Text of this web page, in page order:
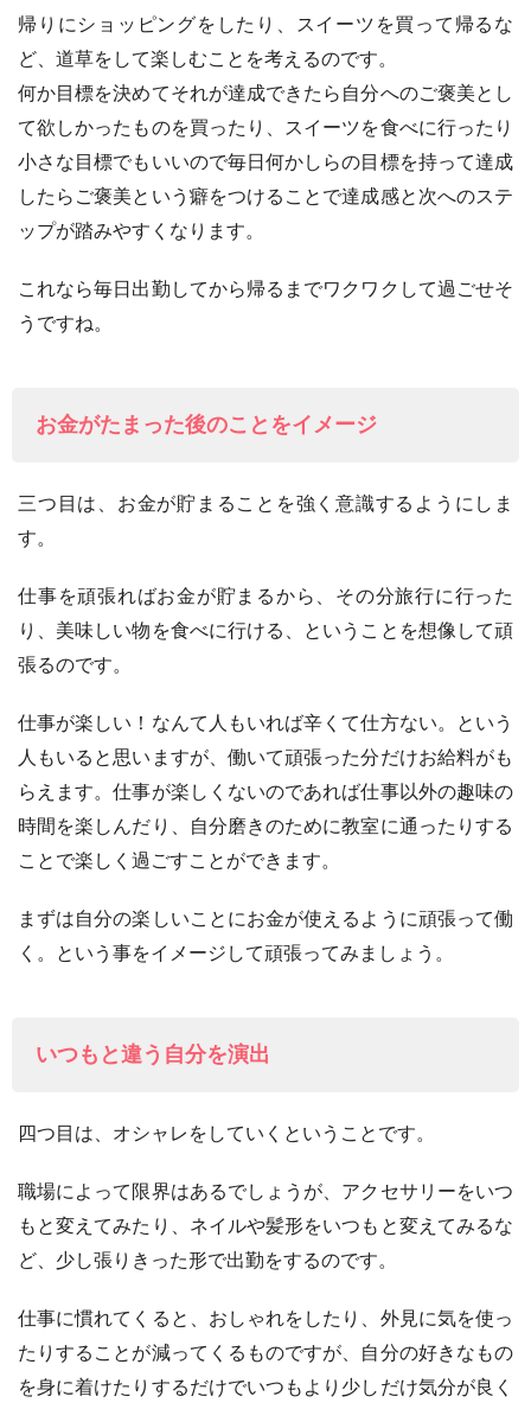
帰りにショッピングをしたり、スイーツを買って帰るな
ど、道草をして楽しむことを考えるのです。
何か目標を決めてそれが達成できたら自分へのご褒美とし
て欲しかったものを買ったり、スイーツを食べに行ったり
小さな目標でもいいので毎日何かしらの目標を持って達成
したらご褒美という癖をつけることで達成感と次へのステ
ップが踏みやすくなります。
これなら毎日出勤してから帰るまでワクワクして過ごせそ
うですね。
お金がたまった後のことをイメージ
三つ目は、お金が貯まることを強く意識するようにしま
す。
仕事を頑張ればお金が貯まるから、その分旅行に行った
り、美味しい物を食べに行ける、ということを想像して頑
張るのです。
仕事が楽しい！なんて人もいれば辛くて仕方ない。という
人もいると思いますが、働いて頑張った分だけお給料がも
らえます。仕事が楽しくないのであれば仕事以外の趣味の
時間を楽しんだり、自分磨きのために教室に通ったりする
ことで楽しく過ごすことができます。
まずは自分の楽しいことにお金が使えるように頑張って働
く。という事をイメージして頑張ってみましょう。
いつもと違う自分を演出
四つ目は、オシャレをしていくということです。
職場によって限界はあるでしょうが、アクセサリーをいつ
もと変えてみたり、ネイルや髪形をいつもと変えてみるな
ど、少し張りきった形で出勤をするのです。
仕事に慣れてくると、おしゃれをしたり、外見に気を使っ
たりすることが減ってくるものですが、自分の好きなもの
を身に着けたりするだけでいつもより少しだけ気分が良く